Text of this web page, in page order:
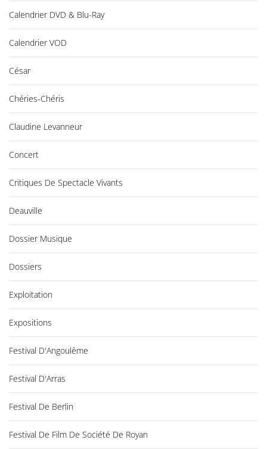
Calendrier DVD & Blu-Ray
Calendrier VOD
César
Chéries-Chéris
Claudine Levanneur
Concert
Critiques De Spectacle Vivants
Deauville
Dossier Musique
Dossiers
Exploitation
Expositions
Festival D'Angoulême
Festival D'Arras
Festival De Berlin
Festival De Film De Société De Royan